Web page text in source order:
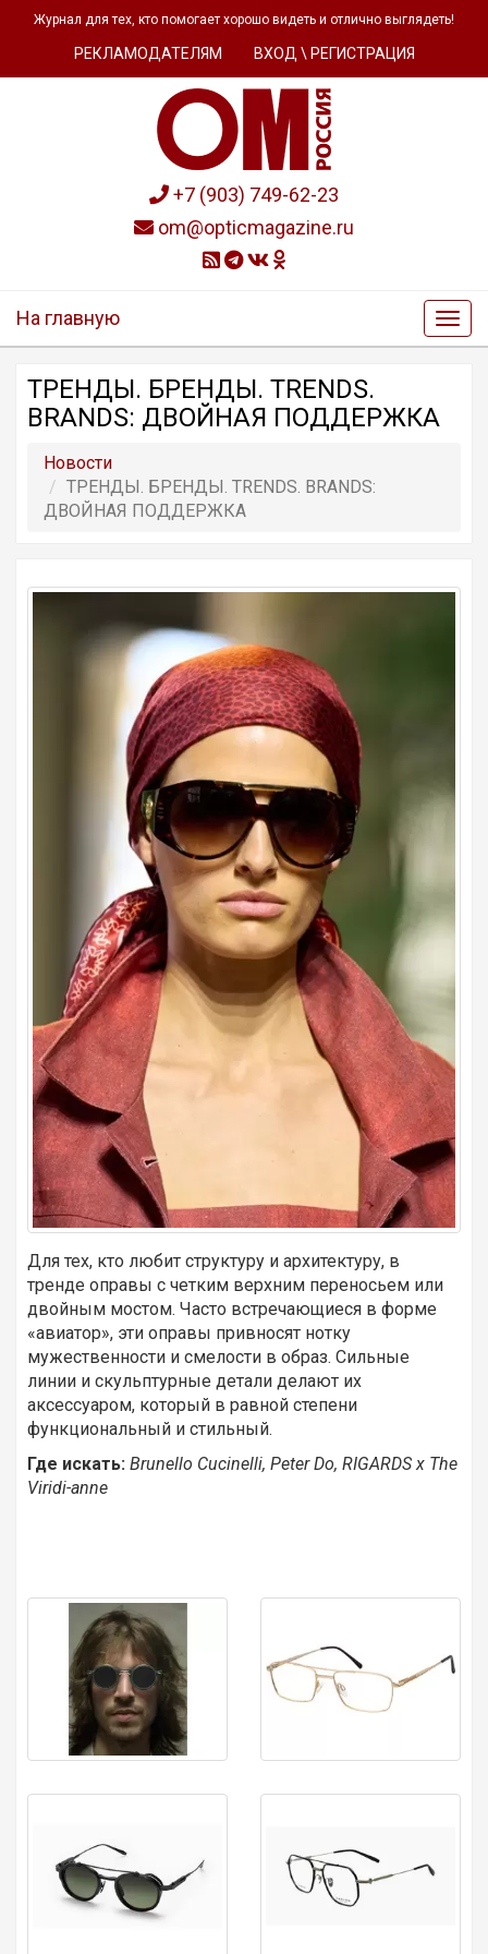
Журнал для тех, кто помогает хорошо видеть и отлично выглядеть!
РЕКЛАМОДАТЕЛЯМ ВХОД \ РЕГИСТРАЦИЯ
+7 (903) 749-62-23
om@opticmagazine.ru
На главную
ТРЕНДЫ. БРЕНДЫ. TRENDS.
BRANDS: ДВОЙНАЯ ПОДДЕРЖКА
Новости
ТРЕНДЫ. БРЕНДЫ. TRENDS. BRANDS:
ДВОЙНАЯ ПОДДЕРЖКА
Для тех, кто любит структуру и архитектуру, в
тренде оправы с четким верхним переносьем или
двойным мостом. Часто встречающиеся в форме
«авиатор», эти оправы привносят нотку
мужественности и смелости в образ. Сильные
линии и скульптурные детали делают их
аксессуаром, который в равной степени
функциональный и стильный.
Где искать: Brunello Cucinelli, Peter Do, RIGARDS x The
Viridi-anne